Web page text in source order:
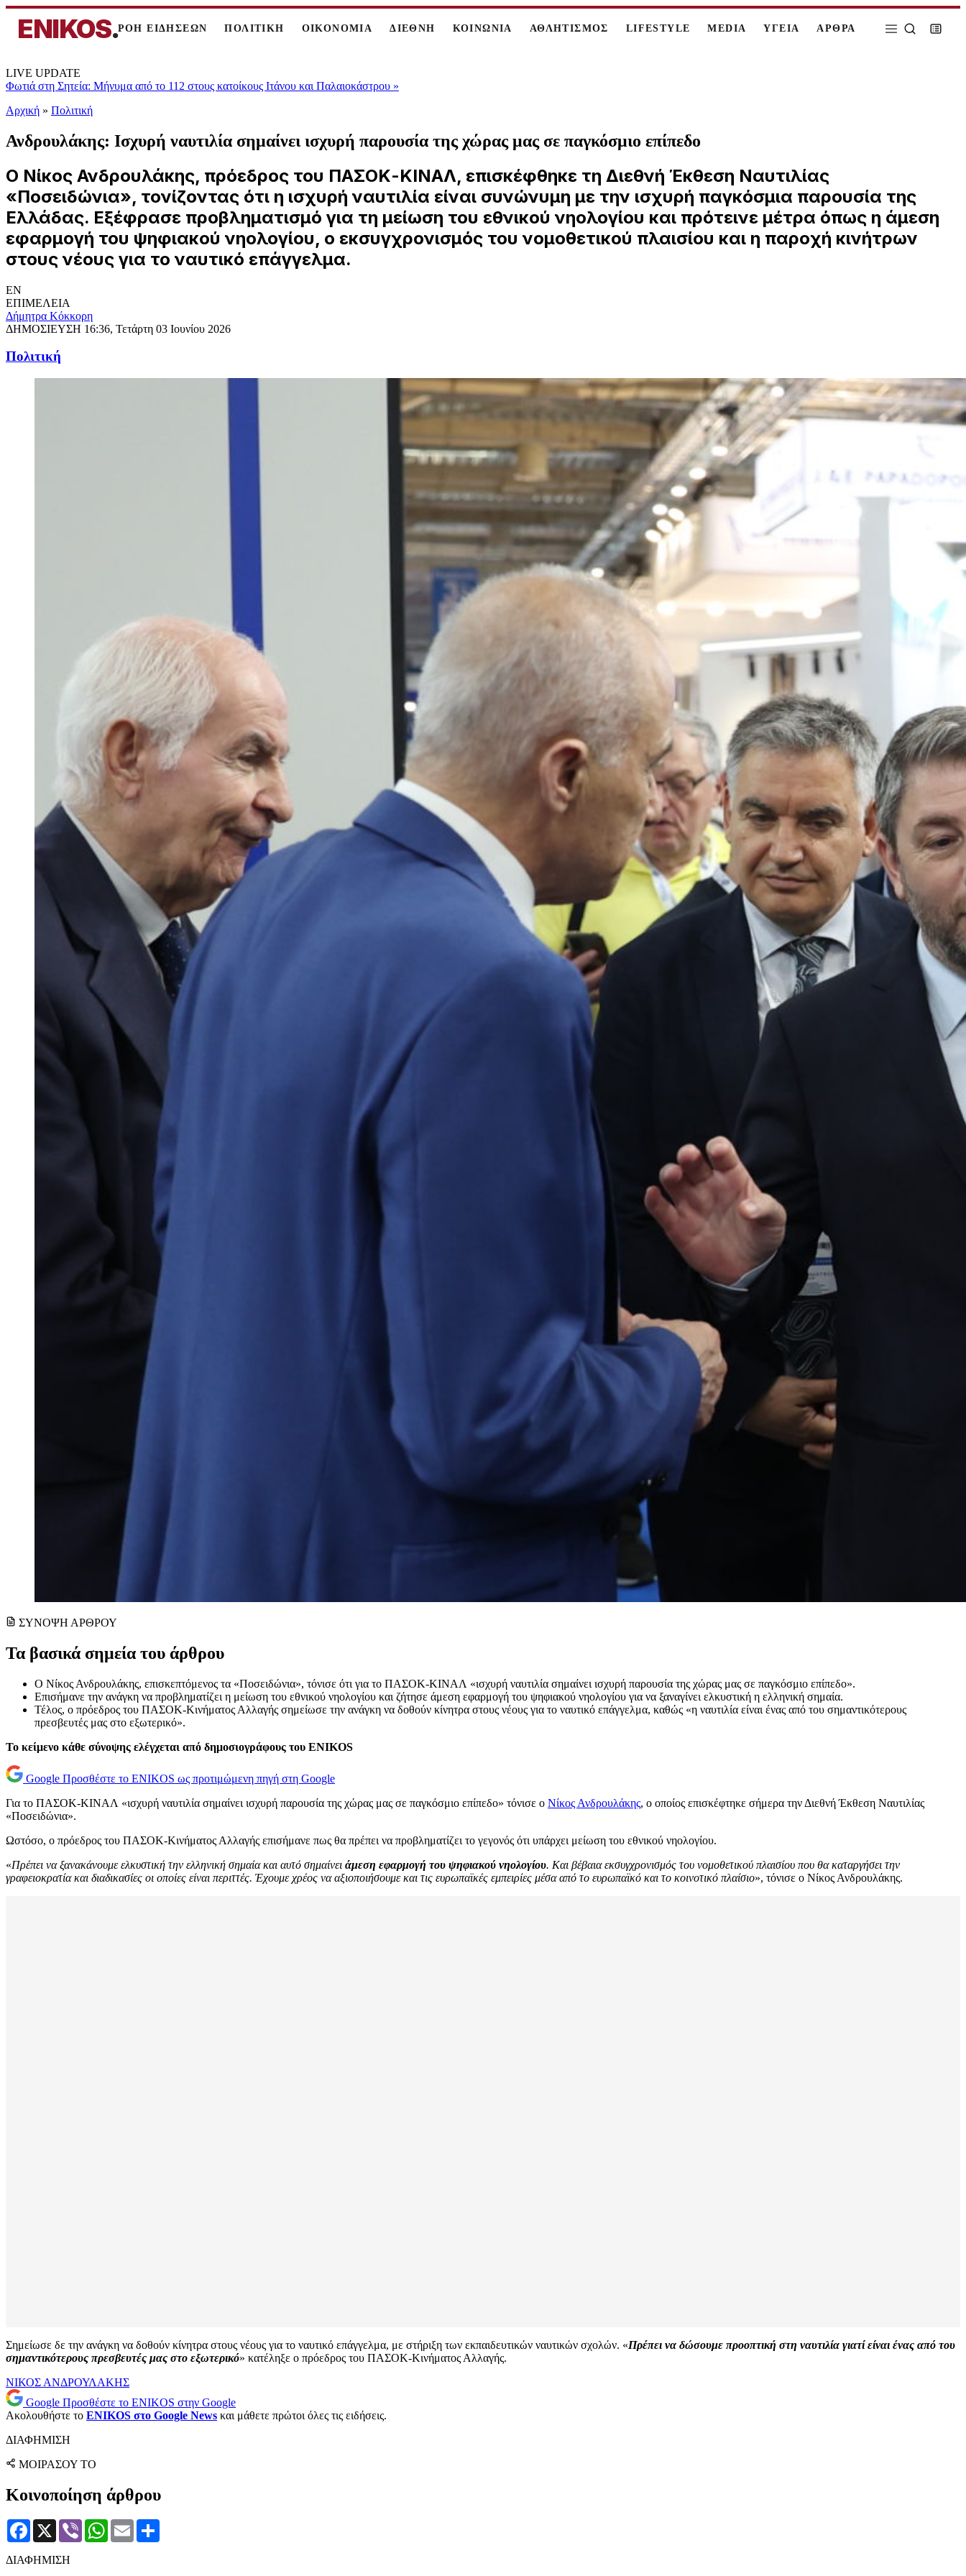
ENIKOS.ΡΟΗ ΕΙΔΗΣΕΩΝ ΠΟΛΙΤΙΚΗ ΟΙΚΟΝΟΜΙΑ ΔΙΕΘΝΗ ΚΟΙΝΩΝΙΑ ΑΘΛΗΤΙΣΜΟΣ LIFESTYLE MEDIA ΥΓΕΙΑ ΑΡΘΡΑ
LIVE UPDATE
Φωτιά στη Σητεία: Μήνυμα από το 112 στους κατοίκους Ιτάνου και Παλαιοκάστρου »
Αρχική » Πολιτική
Ανδρουλάκης: Ισχυρή ναυτιλία σημαίνει ισχυρή παρουσία της χώρας μας σε παγκόσμιο επίπεδο
Ο Νίκος Ανδρουλάκης, πρόεδρος του ΠΑΣΟΚ-ΚΙΝΑΛ, επισκέφθηκε τη Διεθνή Έκθεση Ναυτιλίας
«Ποσειδώνια», τονίζοντας ότι η ισχυρή ναυτιλία είναι συνώνυμη με την ισχυρή παγκόσμια παρουσία της
Ελλάδας. Εξέφρασε προβληματισμό για τη μείωση του εθνικού νηολογίου και πρότεινε μέτρα όπως η άμεση
εφαρμογή του ψηφιακού νηολογίου, ο εκσυγχρονισμός του νομοθετικού πλαισίου και η παροχή κινήτρων
στους νέους για το ναυτικό επάγγελμα.
EN
ΕΠΙΜΕΛΕΙΑ
Δήμητρα Κόκκορη
ΔΗΜΟΣΙΕΥΣΗ 16:36, Τετάρτη 03 Ιουνίου 2026
Πολιτική
ΣΥΝΟΨΗ ΑΡΘΡΟΥ
Τα βασικά σημεία του άρθρου
Ο Νίκος Ανδρουλάκης, επισκεπτόμενος τα «Ποσειδώνια», τόνισε ότι για το ΠΑΣΟΚ-ΚΙΝΑΛ «ισχυρή ναυτιλία σημαίνει ισχυρή παρουσία της χώρας μας σε παγκόσμιο επίπεδο».
Επισήμανε την ανάγκη να προβληματίζει η μείωση του εθνικού νηολογίου και ζήτησε άμεση εφαρμογή του ψηφιακού νηολογίου για να ξαναγίνει ελκυστική η ελληνική σημαία.
Τέλος, ο πρόεδρος του ΠΑΣΟΚ-Κινήματος Αλλαγής σημείωσε την ανάγκη να δοθούν κίνητρα στους νέους για το ναυτικό επάγγελμα, καθώς «η ναυτιλία είναι ένας από του σημαντικότερους
πρεσβευτές μας στο εξωτερικό».
Το κείμενο κάθε σύνοψης ελέγχεται από δημοσιογράφους του ENIKOS
Google Προσθέστε το ENIKOS ως προτιμώμενη πηγή στη Google
Για το ΠΑΣΟΚ-ΚΙΝΑΛ «ισχυρή ναυτιλία σημαίνει ισχυρή παρουσία της χώρας μας σε παγκόσμιο επίπεδο» τόνισε ο Νίκος Ανδρουλάκης, ο οποίος επισκέφτηκε σήμερα την Διεθνή Έκθεση Ναυτιλίας
«Ποσειδώνια».
Ωστόσο, ο πρόεδρος του ΠΑΣΟΚ-Κινήματος Αλλαγής επισήμανε πως θα πρέπει να προβληματίζει το γεγονός ότι υπάρχει μείωση του εθνικού νηολογίου.
«Πρέπει να ξανακάνουμε ελκυστική την ελληνική σημαία και αυτό σημαίνει άμεση εφαρμογή του ψηφιακού νηολογίου. Και βέβαια εκσυγχρονισμός του νομοθετικού πλαισίου που θα καταργήσει την
γραφειοκρατία και διαδικασίες οι οποίες είναι περιττές. Έχουμε χρέος να αξιοποιήσουμε και τις ευρωπαϊκές εμπειρίες μέσα από το ευρωπαϊκό και το κοινοτικό πλαίσιο», τόνισε ο Νίκος Ανδρουλάκης.
Σημείωσε δε την ανάγκη να δοθούν κίνητρα στους νέους για το ναυτικό επάγγελμα, με στήριξη των εκπαιδευτικών ναυτικών σχολών. «Πρέπει να δώσουμε προοπτική στη ναυτιλία γιατί είναι ένας από του
σημαντικότερους πρεσβευτές μας στο εξωτερικό» κατέληξε ο πρόεδρος του ΠΑΣΟΚ-Κινήματος Αλλαγής.
ΝΙΚΟΣ ΑΝΔΡΟΥΛΑΚΗΣ
Google Προσθέστε το ENIKOS στην Google
Ακολουθήστε το ENIKOS στο Google News και μάθετε πρώτοι όλες τις ειδήσεις.
ΔΙΑΦΗΜΙΣΗ
ΜΟΙΡΑΣΟΥ ΤΟ
Κοινοποίηση άρθρου
Facebook
X Viber WhatsApp
Email
ΔΙΑΦΗΜΙΣΗ